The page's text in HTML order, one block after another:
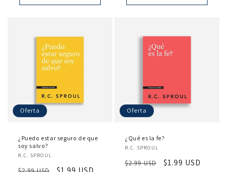
Oferta
¿Puedo estar seguro de que
soy salvo?
Proveedor:
R.C. SPROUL
Oferta
¿Qué es la fe?
Proveedor:
R.C. SPROUL
Precio
$2.99 USD
Precio
$1.99 USD